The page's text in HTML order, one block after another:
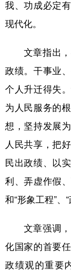
陕西
新疆
English
Русский
Deutsch
我、功成必定
现代化。
文章指出，
政绩。干事业
个人升迁得失
为人民服务的
想，坚持发展
人民共享，把
民出政绩、以
利、弄虚作假
和“形象工程”、“
文章强调，
化国家的首要
政绩观的重要